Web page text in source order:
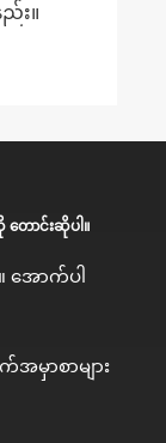
း။
ောင်းဆိုပါ။
အောက်ပါ
မှာစာများ